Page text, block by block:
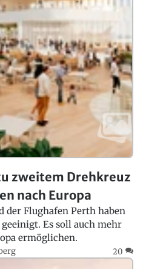
zweitem Drehkreuz
nach Europa
der Flughafen Perth haben
Es soll auch mehr
ermöglichen.
20